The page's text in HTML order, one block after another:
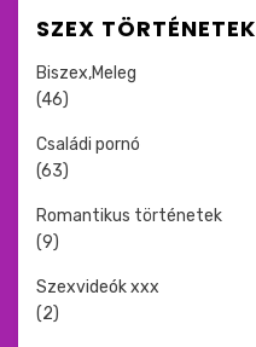
SZEX TÖRTÉNETEK
Biszex,Meleg
(46)
Családi pornó
(63)
Romantikus történetek
(9)
Szexvideók xxx
(2)